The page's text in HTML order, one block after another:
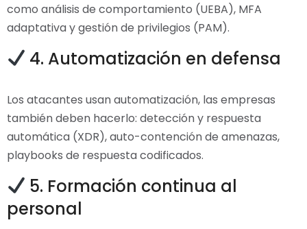
como análisis de comportamiento (UEBA), MFA
adaptativa y gestión de privilegios (PAM).
4. Automatización en defensa
Los atacantes usan automatización, las empresas
también deben hacerlo: detección y respuesta
automática (XDR), auto-contención de amenazas,
playbooks de respuesta codificados.
5. Formación continua al
personal